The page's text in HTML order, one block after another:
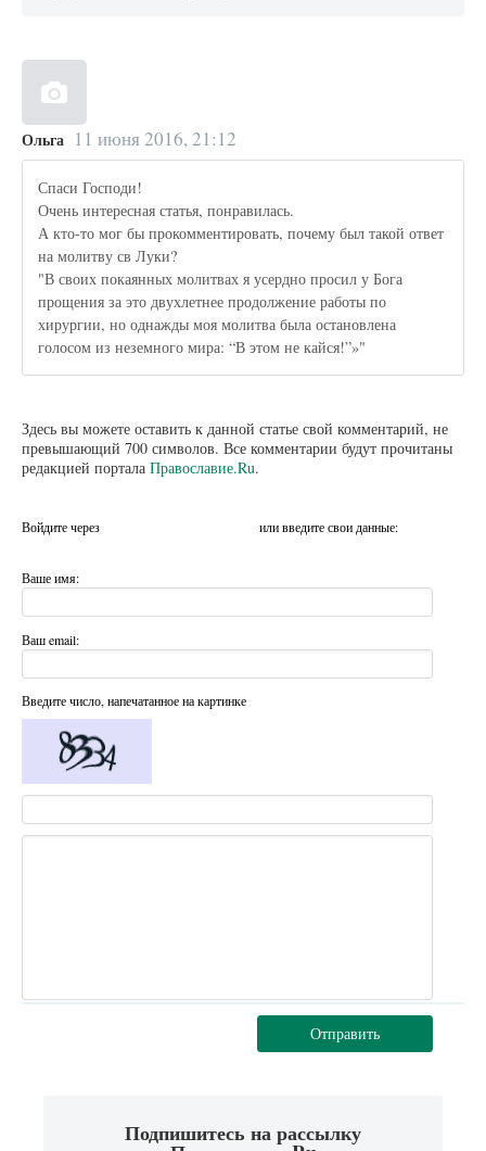
Ольга 11 июня 2016, 21:12
Спаси Господи!
Очень интересная статья, понравилась.
А кто-то мог бы прокомментировать, почему был такой ответ
на молитву св Луки?
"В своих покаянных молитвах я усердно просил у Бога
прощения за это двухлетнее продолжение работы по
хирургии, но однажды моя молитва была остановлена
голосом из неземного мира: “В этом не кайся!”»"
Здесь вы можете оставить к данной статье свой комментарий, не
превышающий 700 символов. Все комментарии будут прочитаны
редакцией портала Православие.Ru.
Войдите через или введите свои данные:
Ваше имя:
Ваш email:
Введите число, напечатанное на картинке
Отправить
Подпишитесь на рассылку